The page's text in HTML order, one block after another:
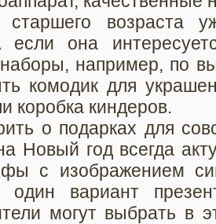
возраста
если она
например, по
комодик для
коробка киндеров.
о подарках для
Новый год всегда
с изображением
вариант
могут выбрать в